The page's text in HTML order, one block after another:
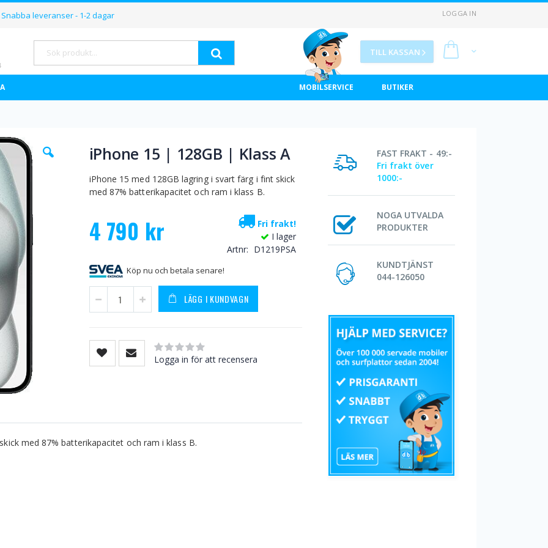
Snabba leveranser - 1-2 dagarHoppa
innehållet
LOGGA IN
Min kundvagn
TILL KASSAN
MOBILSERVICE BUTIKER
iPhone 15 | 128GB | Klass A
iPhone 15 med 128GB lagring i svart färg i fint skick
med 87% batterikapacitet och ram i klass B.
4 790 kr
Fri frakt!
I lager
Artnr
D1219PSA
Köp nu och betala senare!
LÄGG I KUNDVAGN
Rating:
0% of100
Logga in för att recensera
bildgalleriet
med 87% batterikapacitet och ram i klass B.
FAST FRAKT - 49:-
Fri frakt över
1000:-
NOGA UTVALDA
PRODUKTER
KUNDTJÄNST
044-126050